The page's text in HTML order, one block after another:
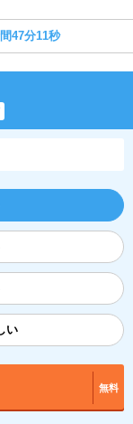
47分10秒
い
無料